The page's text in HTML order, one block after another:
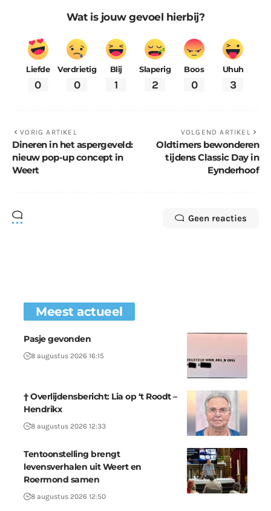
Wat is jouw gevoel hierbij?
Liefde
0
Verdrietig
0
Blij
1
Slaperig
2
Boos
0
Uhuh
3
VORIG ARTIKEL
Dineren in het aspergeveld:
nieuw pop-up concept in
Weert
VOLGEND ARTIKEL
Oldtimers bewonderen
tijdens Classic Day in
Eynderhoof
Geen reacties
Meest actueel
Pasje gevonden
8 augustus 2026 16:15
† Overlijdensbericht: Lia op ‘t Roodt –
Hendrikx
8 augustus 2026 12:33
Tentoonstelling brengt
levensverhalen uit Weert en
Roermond samen
8 augustus 2026 12:50